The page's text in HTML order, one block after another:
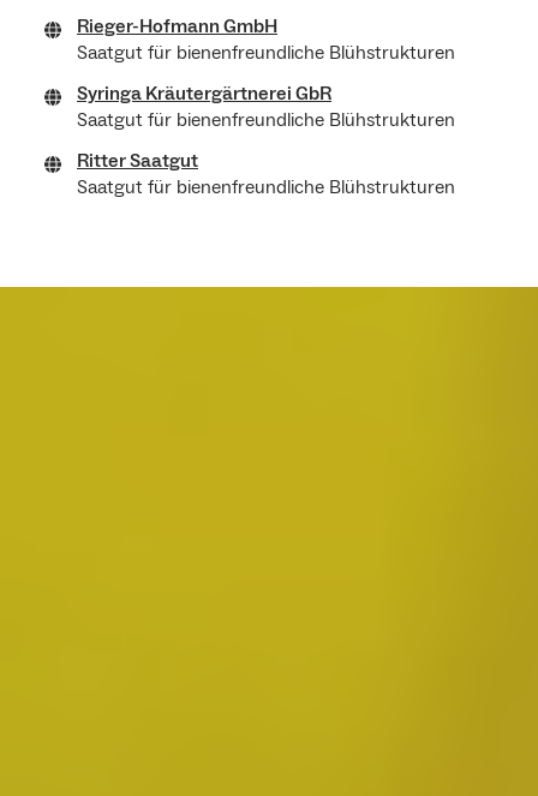
Rieger-Hofmann GmbH
Saatgut für bienenfreundliche Blühstrukturen
Syringa Kräutergärtnerei GbR
Saatgut für bienenfreundliche Blühstrukturen
Ritter Saatgut
Saatgut für bienenfreundliche Blühstrukturen